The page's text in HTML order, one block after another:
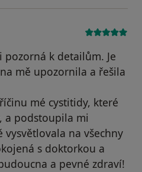
k detailům. Je
mě upozornila a řešila
mé cystitidy, které
a podstoupila mi
na všechny
s doktorkou a
a pevné zdraví!